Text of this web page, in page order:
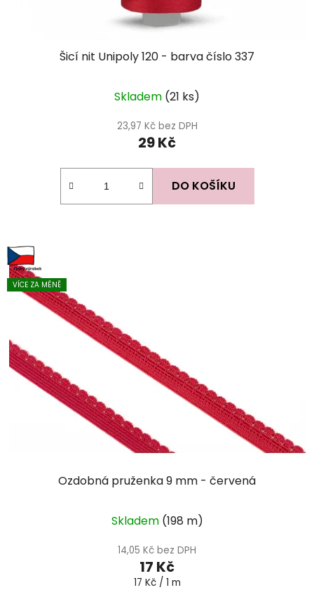
Šicí nit Unipoly 120 - barva číslo 337
Skladem (21 ks)
23,97 Kč bez DPH
29 Kč
DO KOŠÍKU
VÍCE ZA MÉNĚ
Ozdobná pruženka 9 mm - červená
Skladem (198 m)
14,05 Kč bez DPH
17 Kč
Měrná
17 Kč / 1 m